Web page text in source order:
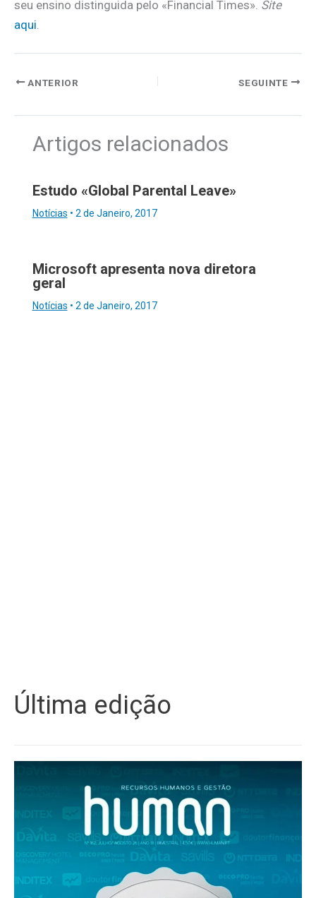
seu ensino distinguida pelo «Financial Times». Site
aqui.
ANTERIOR SEGUINTE
Artigos relacionados
Estudo «Global Parental Leave»
Notícias • 2 de Janeiro, 2017
Microsoft apresenta nova diretora
geral
Notícias • 2 de Janeiro, 2017
Última edição